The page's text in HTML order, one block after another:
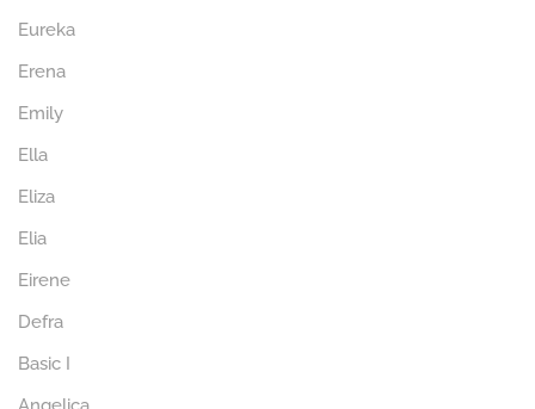
Eureka
Erena
Emily
Ella
Eliza
Elia
Eirene
Defra
Basic I